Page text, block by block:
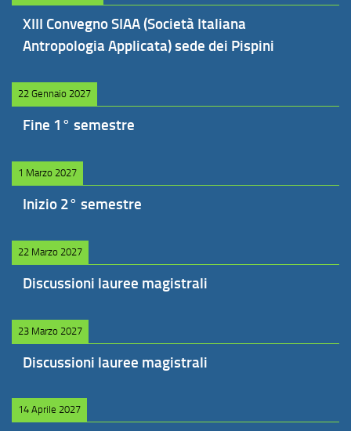
XIII Convegno SIAA (Società Italiana
Antropologia Applicata) sede dei Pispini
22 Gennaio 2027
Fine 1° semestre
1 Marzo 2027
Inizio 2° semestre
22 Marzo 2027
Discussioni lauree magistrali
23 Marzo 2027
Discussioni lauree magistrali
14 Aprile 2027